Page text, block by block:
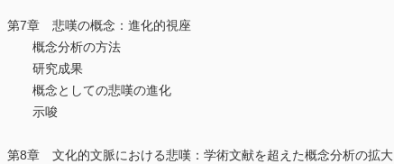
第7章 悲嘆の概念：進化的視座
概念分析の方法
研究成果
概念としての悲嘆の進化
示唆
第8章 文化的文脈における悲嘆：学術文献を超えた概念分析の拡大